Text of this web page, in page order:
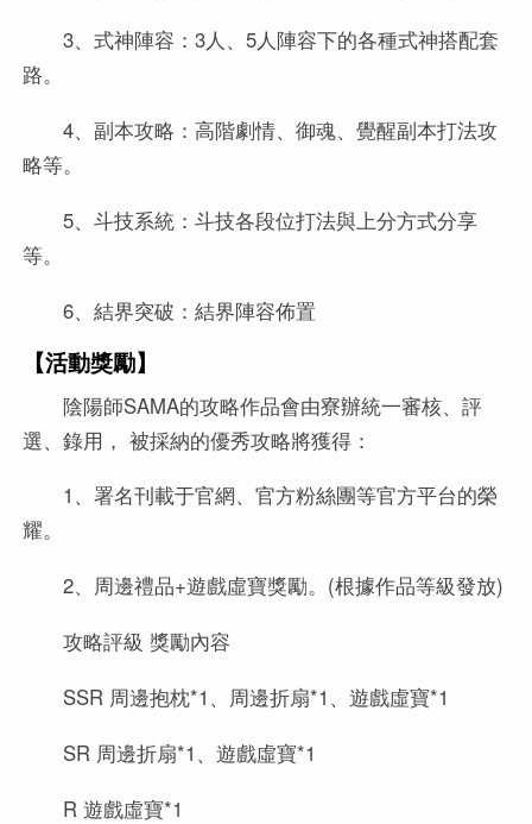
3、式神陣容：3人、5人陣容下的各種式神搭配套
路。
4、副本攻略：高階劇情、御魂、覺醒副本打法攻
略等。
5、斗技系統：斗技各段位打法與上分方式分享
等。
6、結界突破：結界陣容佈置
【活動獎勵】
陰陽師SAMA的攻略作品會由寮辦統一審核、評
選、錄用， 被採納的優秀攻略將獲得：
1、署名刊載于官網、官方粉絲團等官方平台的榮
耀。
2、周邊禮品+遊戲虛寶獎勵。(根據作品等級發放)
攻略評級 獎勵內容
SSR 周邊抱枕*1、周邊折扇*1、遊戲虛寶*1
SR 周邊折扇*1、遊戲虛寶*1
R 遊戲虛寶*1